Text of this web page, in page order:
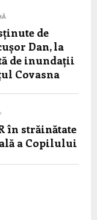
de
Dan, la
de inundații
Covasna
în străinătate
a Copilului